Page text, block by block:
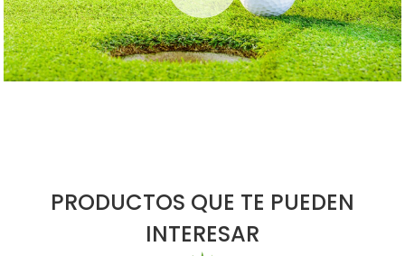
PRODUCTOS QUE TE PUEDEN
INTERESAR